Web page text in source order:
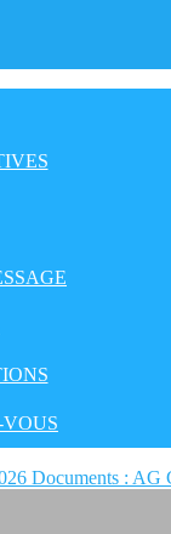
Documents : AG